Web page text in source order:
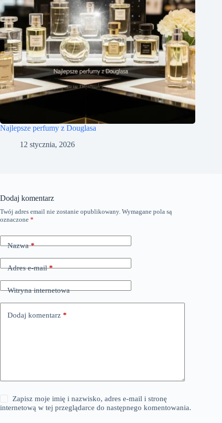
Najlepsze perfumy z Douglasa
12 stycznia, 2026
Dodaj komentarz
Twój adres email nie zostanie opublikowany. Wymagane pola są
oznaczone *
Nazwa*
Adres e-mail*
Witryna internetowa
Dodaj komentarz *
Zapisz moje imię i nazwisko, adres e-mail i stronę
internetową w tej przeglądarce do następnego komentowania.